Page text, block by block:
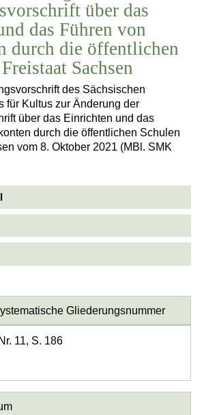
über das
das Führen von
durch die öffentlichen
Sachsen
des Sächsischen
für Kultus zur Änderung der
über das Einrichten und das
durch die öffentlichen Schulen
vom 8. Oktober 2021 (MBl. SMK
Gliederungsnummer
11, S. 186